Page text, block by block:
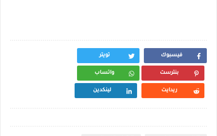
فيسبوك تويتر
بنترست واتساب
ريدايت لينكدين